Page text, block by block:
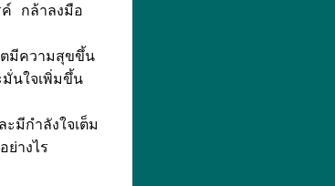
ค์ กล้าลงมือ
มีความสุขขึ้น
นใจเพิ่มขึ้น
มีกำลังใจเต็ม
ย่างไร